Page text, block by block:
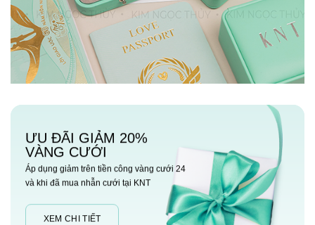
ƯU ĐÃI GIẢM 20%
VÀNG CƯỚI
Áp dụng giảm trên tiền công vàng cưới 24
và khi đã mua nhẫn cưới tại KNT
XEM CHI TIẾT